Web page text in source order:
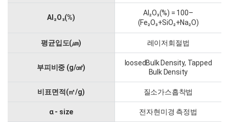
Al ₂O₃(%)
Al₂O₃(%) = 100–
(Fe₂O₃+SiO₂+Na₂O)
평균입도(㎛) 레이저회절법
부피비중 (g/㎤)
loosedBulk Density, Tapped
Bulk Density
비표면적(㎡/g) 질소가스흡착법
α - size 전자현미경 측정법